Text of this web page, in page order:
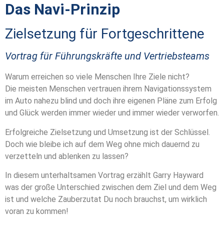
Das Navi-Prinzip
Zielsetzung für Fortgeschrittene
Vortrag für Führungskräfte und Vertriebsteams
Warum erreichen so viele Menschen Ihre Ziele nicht?
Die meisten Menschen vertrauen ihrem Navigationssystem
im Auto nahezu blind und doch ihre eigenen Pläne zum Erfolg
und Glück werden immer wieder und immer wieder verworfen.
Erfolgreiche Zielsetzung und Umsetzung ist der Schlüssel.
Doch wie bleibe ich auf dem Weg ohne mich dauernd zu
verzetteln und ablenken zu lassen?
In diesem unterhaltsamen Vortrag erzählt Garry Hayward
was der große Unterschied zwischen dem Ziel und dem Weg
ist und welche Zauberzutat Du noch brauchst, um wirklich
voran zu kommen!